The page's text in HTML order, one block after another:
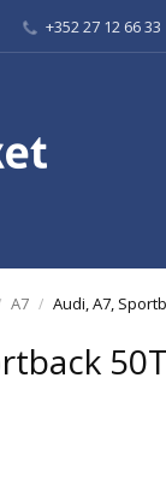
+352 27 12 66 33
A7 Audi, A7,